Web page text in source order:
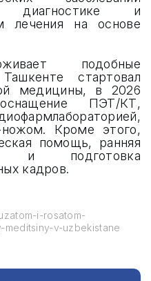
УЗБЕКИСТАН
диагностике и
лечения на основе
подобные
стартовал
медицины, в 2026
ПЭТ/КТ,
Кроме этого,
помощь, ранняя
и подготовка
кадров.
i-rosatom-
v-uzbekistane